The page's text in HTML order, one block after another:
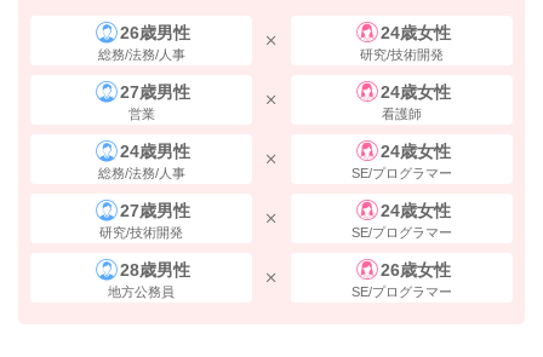
そのまま進み、突き当たりの
「東京キャラクターストリートいちばんプ
ラザ」を右に曲がってください。（大丸方面）
26歳男性
総務/法務/人事
24歳女性
研究/技術開発
27歳男性
営業
24歳女性
看護師
24歳男性
総務/法務/人事
24歳女性
SE/プログラマー
27歳男性
研究/技術開発
24歳女性
SE/プログラマー
28歳男性
地方公務員
26歳女性
SE/プログラマー